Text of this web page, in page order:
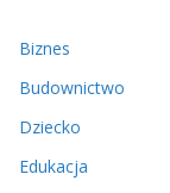
Biznes
Budownictwo
Dziecko
Edukacja